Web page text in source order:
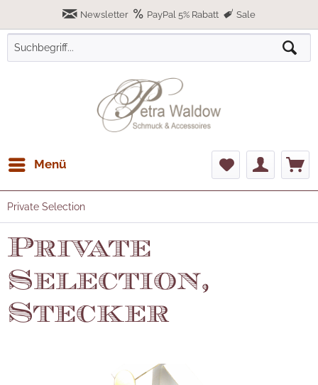
Newsletter PayPal 5% Rabatt Sale
Menü
Private Selection
Private
Selection,
Stecker